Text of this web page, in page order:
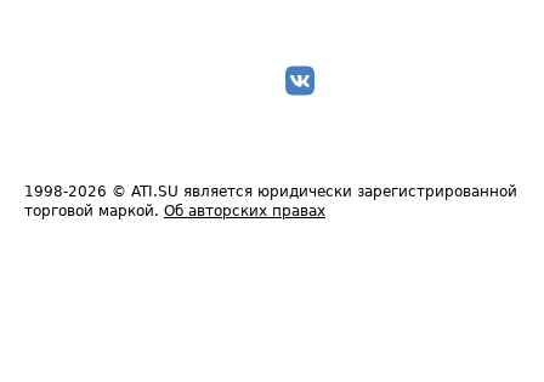
1998-2026 © ATI.SU является юридически зарегистрированной
торговой маркой. Об авторских правах